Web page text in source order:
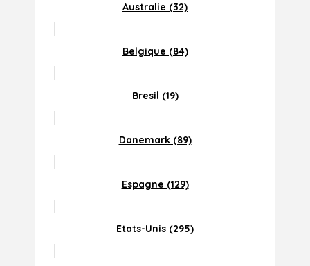
Australie (32)
Belgique (84)
Bresil (19)
Danemark (89)
Espagne (129)
Etats-Unis (295)